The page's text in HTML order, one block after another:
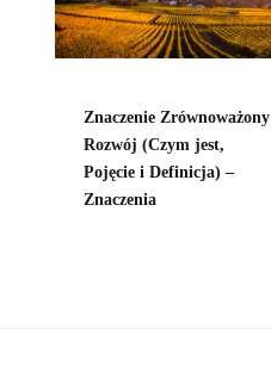
Znaczenie Zrównoważony
Rozwój (Czym jest,
Pojęcie i Definicja) –
Znaczenia